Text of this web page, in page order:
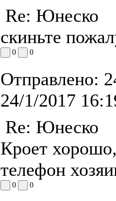
Re: Юнеско
скиньте
0 0
Отправлено:
24/1/2017
Re: Юнеско
Кроет
телефон
0 0